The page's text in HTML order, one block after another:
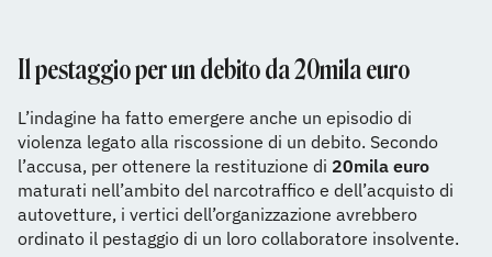
Il pestaggio per un debito da 20mila euro
L’indagine ha fatto emergere anche un episodio di
violenza legato alla riscossione di un debito. Secondo
l’accusa, per ottenere la restituzione di 20mila euro
maturati nell’ambito del narcotraffico e dell’acquisto di
autovetture, i vertici dell’organizzazione avrebbero
ordinato il pestaggio di un loro collaboratore insolvente.